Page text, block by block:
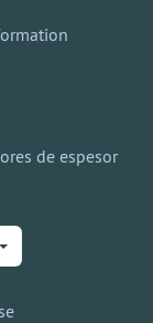
de espesor